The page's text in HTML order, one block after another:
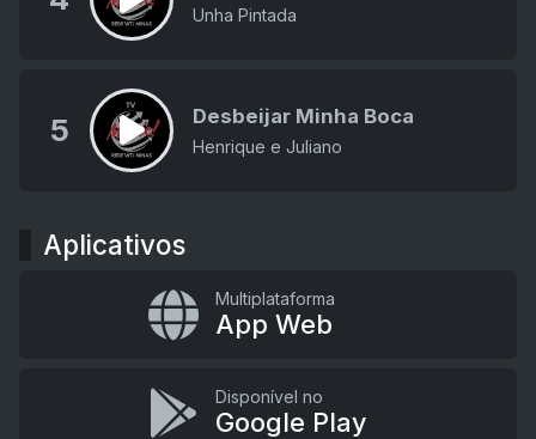
Unha Pintada
5 Desbeijar Minha Boca
Henrique e Juliano
Aplicativos
Multiplataforma
App Web
Disponível no
Google Play